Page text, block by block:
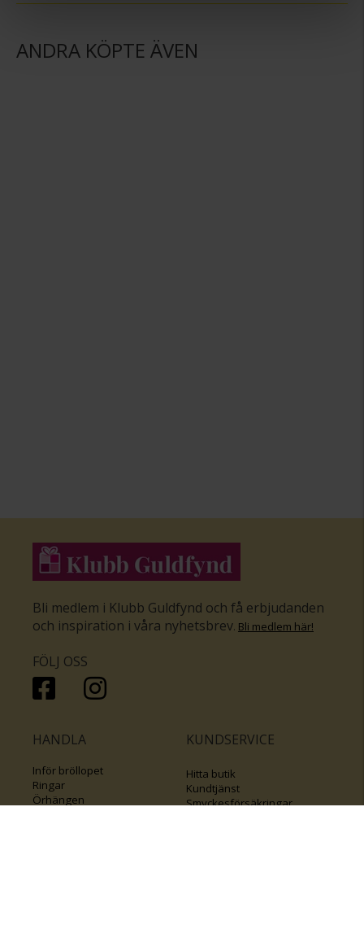
ANDRA KÖPTE ÄVEN
Bli medlem i Klubb Guldfynd och få erbjudanden
och inspiration i våra nyhetsbrev. Bli medlem här!
FÖLJ OSS
HANDLA
Inför bröllopet
Ringar
Örhängen
KUNDSERVICE
Hitta butik
Kundtjänst
Smyckesförsäkringar